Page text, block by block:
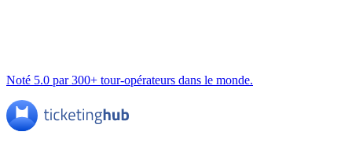
Noté 5.0 par 300+ tour-opérateurs dans le monde.